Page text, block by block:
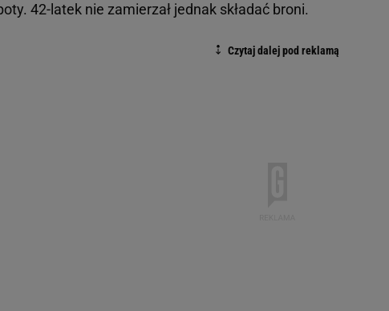
42-latek nie zamierzał jednak składać broni.